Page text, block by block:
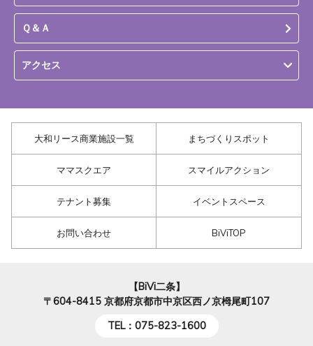
Ｑ＆Ａ
アクセス
大和リース商業施設一覧 まちづくりスポット
ママスクエア スマイルアクション
テナント募集 イベントスペース
お問い合わせ BiViTOP
【BiVi二条】
〒604-8415 京都府京都市中京区西ノ京栂尾町107
TEL：075-823-1600